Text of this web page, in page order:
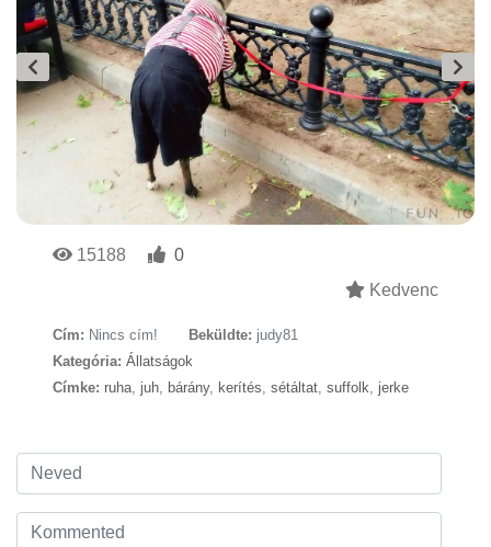
15188
0
Kedvenc
Cím: Nincs cím! Beküldte: judy81
Kategória: Állatságok
Címke: ruha juh bárány, kerítés sétáltat suffolk jerke